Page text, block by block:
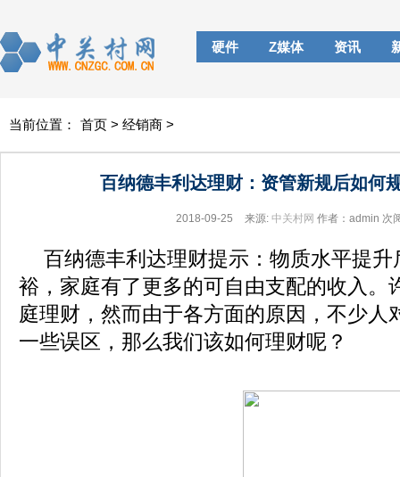
硬件 Z媒体 资讯
当前位置： 首页 > 经销商 >
百纳德丰利达理财：资管新规后如何
2018-09-25 来源: 中关村网 作者：admin 次
百纳德丰利达理财提示：物质水平提
裕，家庭有了更多的可自由支配的收入。
庭理财，然而由于各方面的原因，不少人
一些误区，那么我们该如何理财呢？